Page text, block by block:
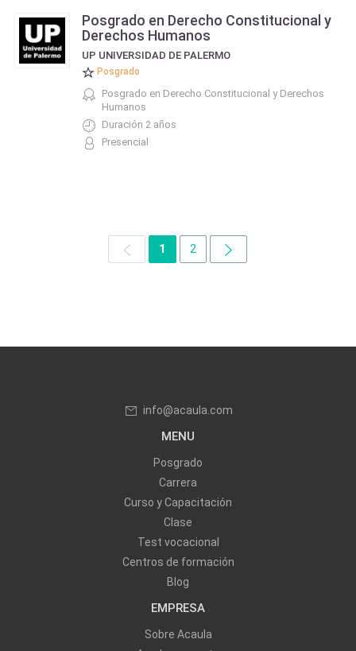
Posgrado en Derecho Constitucional y
Derechos Humanos
UP UNIVERSIDAD DE PALERMO
Posgrado
Posgrado en Derecho Constitucional y Derechos
Humanos
Duración 2 años
Presencial
1 2
info@acaula.com
MENU
Posgrado
Carrera
Curso y Capacitación
Clase
Test vocacional
Centros de formación
Blog
EMPRESA
Sobre Acaula